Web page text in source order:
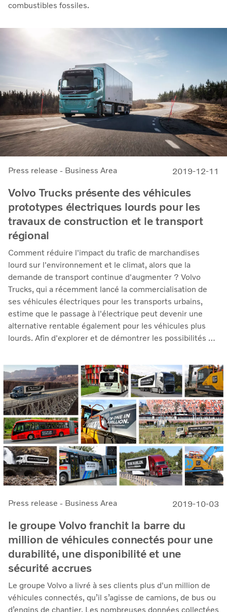
combustibles fossiles.
Press release - Business Area 2019-12-11
Volvo Trucks présente des véhicules
prototypes électriques lourds pour les
travaux de construction et le transport
régional
Comment réduire l'impact du trafic de marchandises
lourd sur l'environnement et le climat, alors que la
demande de transport continue d'augmenter ? Volvo
Trucks, qui a récemment lancé la commercialisation de
ses véhicules électriques pour les transports urbains,
estime que le passage à l'électrique peut devenir une
alternative rentable également pour les véhicules plus
lourds. Afin d'explorer et de démontrer les possibilités de
prototypes électriques européens destinés aux activités
de construction et à la distribution régionale.
Press release - Business Area 2019-10-03
le groupe Volvo franchit la barre du
million de véhicules connectés pour une
durabilité, une disponibilité et une
sécurité accrues
Le groupe Volvo a livré à ses clients plus d'un million de
véhicules connectés, qu’il s’agisse de camions, de bus ou
d’engins de chantier. Les nombreuses données collectées